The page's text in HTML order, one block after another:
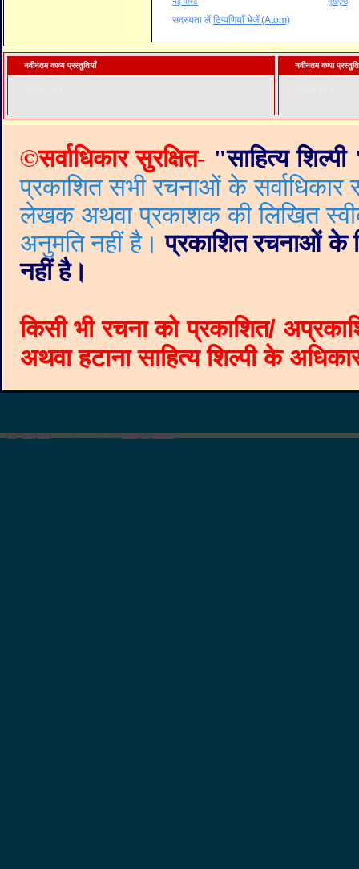
सदस्यता लें टिप्पणियाँ भेजें (Atom)
नवीनतम काव्य प्रस्तुतियाँ नवीनतम कथा
©सर्वाधिकार सुरक्षित- "साहित्य शिल्पी
प्रकाशित सभी रचनाओं के
लेखक अथवा प्रकाशक की लिखित
अनुमति नहीं है। प्रकाशित रचनाओं के
नहीं है।
किसी भी रचना को प्रकाशित/
अथवा हटाना साहित्य शिल्पी के